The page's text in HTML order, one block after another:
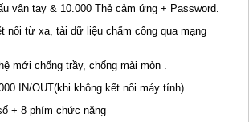
vân tay & 10.000 Thẻ cảm ứng + Password.
nối từ xa, tải dữ liệu chấm công qua mạng
mới chống trầy, chống mài mòn .
IN/OUT(khi không kết nối máy tính)
+ 8 phím chức năng